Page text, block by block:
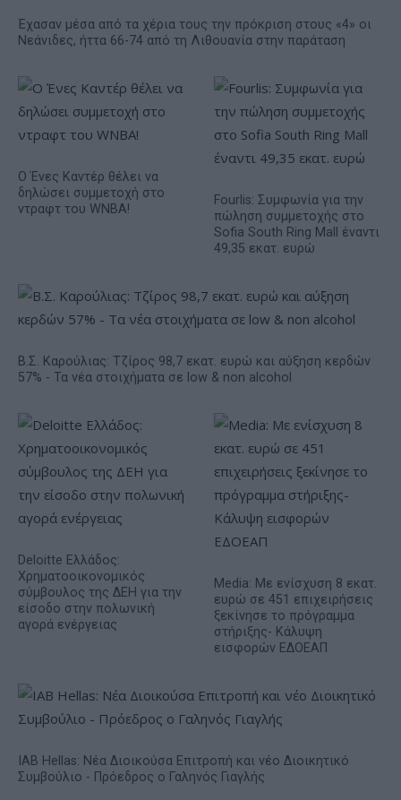
Έχασαν μέσα από τα χέρια τους την πρόκριση στους «4» οι
Νεάνιδες, ήττα 66-74 από τη Λιθουανία στην παράταση
Ο Ένες Καντέρ θέλει να
δηλώσει συμμετοχή στο
ντραφτ του WNBA!
Fourlis: Συμφωνία για την
πώληση συμμετοχής στο
Sofia South Ring Mall έναντι
49,35 εκατ. ευρώ
Β.Σ. Καρούλιας: Τζίρος 98,7 εκατ. ευρώ και αύξηση κερδών
57% - Τα νέα στοιχήματα σε low & non alcohol
Deloitte Ελλάδος:
Χρηματοοικονομικός
σύμβουλος της ΔΕΗ για την
είσοδο στην πολωνική
αγορά ενέργειας
Media: Με ενίσχυση 8 εκατ.
ευρώ σε 451 επιχειρήσεις
ξεκίνησε το πρόγραμμα
στήριξης- Κάλυψη
εισφορών ΕΔΟΕΑΠ
IAB Hellas: Νέα Διοικούσα Επιτροπή και νέο Διοικητικό
Συμβούλιο - Πρόεδρος ο Γαληνός Γιαγλής